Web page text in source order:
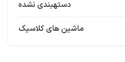
دستهبندی نشده
ماشین های کلاسیک